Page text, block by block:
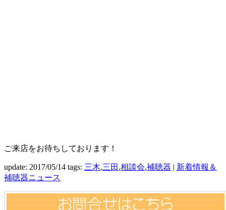
ご来店をお待ちしております！
update: 2017/05/14 tags: 三木,三田 ,相談会,補聴器 | 新着情報＆
補聴器ニュース